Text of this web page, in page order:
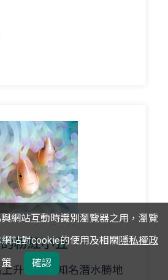
粉紅小丑
升，全臺知名潛水勝地
網站互動時識別瀏覽器之用，瀏覽
站對cookie的使用及相關隱私權政
策
確認